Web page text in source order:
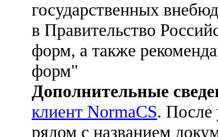
государственных
в Правительство
форм, а также
форм"
Дополнительные
клиент NormaCS. После
рядом с названием